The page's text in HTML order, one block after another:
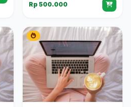
Rp 500.000